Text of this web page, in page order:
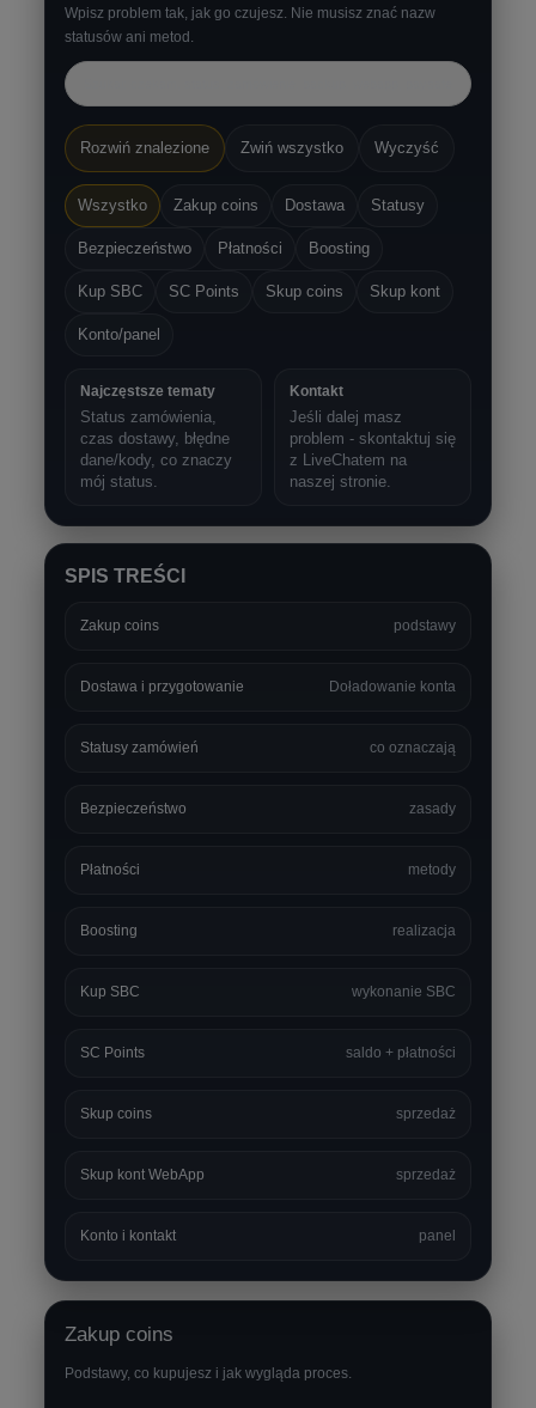
Wpisz problem tak, jak go czujesz. Nie musisz znać nazw
statusów ani metod.
Rozwiń znalezione Zwiń wszystko Wyczyść
Wszystko Zakup coins Dostawa Statusy
Bezpieczeństwo Płatności Boosting
Kup SBC SC Points Skup coins Skup kont
Konto/panel
Najczęstsze tematy
Status zamówienia,
czas dostawy, błędne
dane/kody, co znaczy
mój status.
Kontakt
Jeśli dalej masz
problem - skontaktuj się
z LiveChatem na
naszej stronie.
SPIS TREŚCI
Zakup coins podstawy
Dostawa i przygotowanie Doładowanie konta
Statusy zamówień co oznaczają
Bezpieczeństwo zasady
Płatności metody
Boosting realizacja
Kup SBC wykonanie SBC
SC Points saldo + płatności
Skup coins sprzedaż
Skup kont WebApp sprzedaż
Konto i kontakt panel
Zakup coins
Podstawy, co kupujesz i jak wygląda proces.